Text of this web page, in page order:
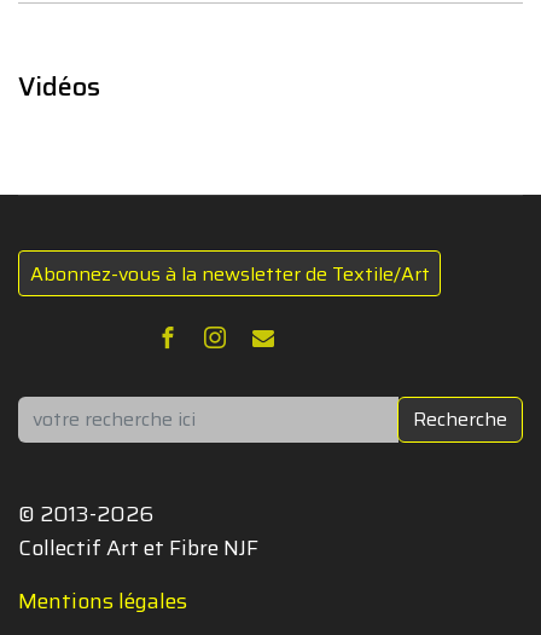
Vidéos
Abonnez-vous à la newsletter de Textile/Art
Rechercher Recherche
© 2013-2026
Collectif Art et Fibre NJF
Mentions légales